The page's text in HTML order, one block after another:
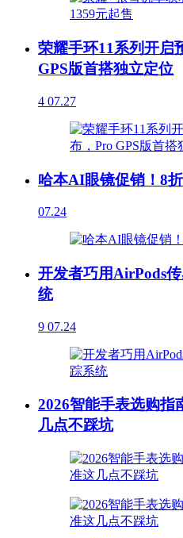
荣耀手环11系列开启
GPS版首搭独立定位
4 07.27
哈本AI眼镜促销！8
07.24
开发者巧用AirPods
统
9 07.24
2026智能手表选购指
几点不踩坑